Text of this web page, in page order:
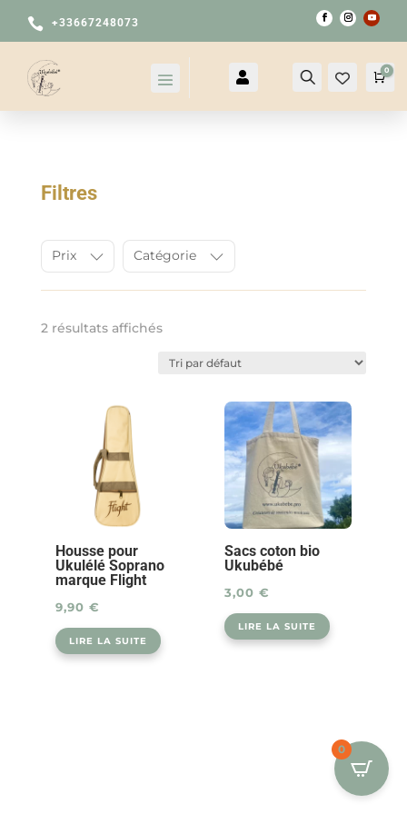
 +33667248073
 Recherche 0
Filtres
Prix Catégorie
2 résultats affichés
Housse pour
Ukulélé Soprano
marque Flight
9,90 €
LIRE LA SUITE
Sacs coton bio
Ukubébé
3,00€
LIRE LA SUITE
0